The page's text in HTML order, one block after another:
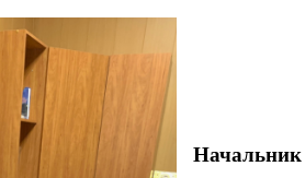
Начальник